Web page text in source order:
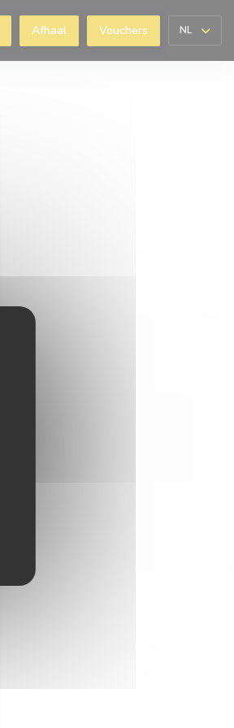
Afhaal Vouchers NL